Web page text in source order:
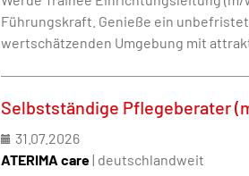
Führungskraft. Genieße ein
wertschätzenden Umgebung mit
Selbstständige Pflegeberater
31.07.2026
ATERIMA care| deutschlandweit